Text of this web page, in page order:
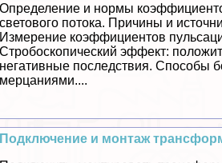
Определение и нормы
светового потока. Причины и
Измерение коэффициентов
Стробоскопический эффект:
негативные последствия. Способы
мерцаниями....
Подключение и монтаж